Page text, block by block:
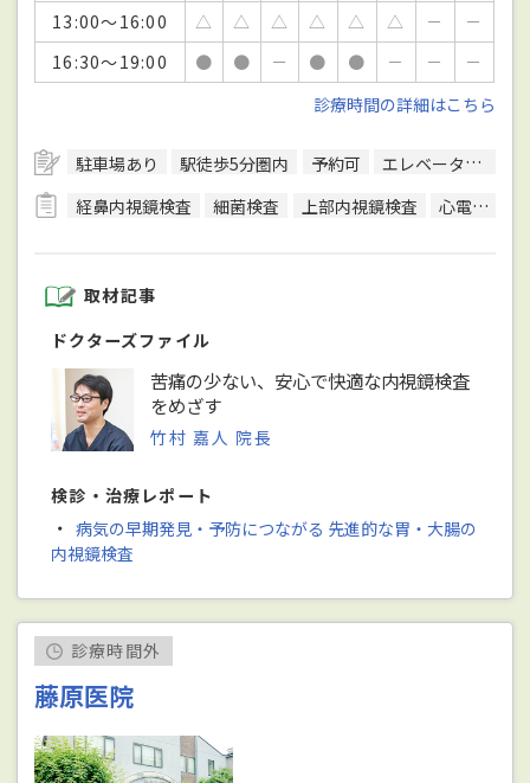
13:00～16:00
△ △ △ △ △ △ －
－
16:30～19:00
● ● － ● ● － －
－
診療時間の詳細はこちら
駐車場あり 駅徒歩5分圏内 予約可
エレベーターあり
経鼻内視鏡検査
細菌検査 上部内視鏡検査 心電図検査
取材記事
ドクターズファイル
苦痛の少ない、安心で快適な内視鏡検査
をめざす
竹村 嘉人 院長
検診・治療レポート
・ 病気の早期発見・予防につながる 先進的な胃・大腸の
内視鏡検査
診療時間外
藤原医院